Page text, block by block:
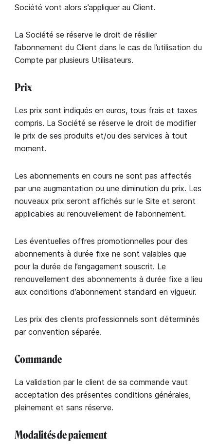
Société vont alors s’appliquer au Client.
La Société se réserve le droit de résilier
l’abonnement du Client dans le cas de l’utilisation du
Compte par plusieurs Utilisateurs.
Prix
Les prix sont indiqués en euros, tous frais et taxes
compris. La Société se réserve le droit de modifier
le prix de ses produits et/ou des services à tout
moment.
Les abonnements en cours ne sont pas affectés
par une augmentation ou une diminution du prix. Les
nouveaux prix seront affichés sur le Site et seront
applicables au renouvellement de l’abonnement.
Les éventuelles offres promotionnelles pour des
abonnements à durée fixe ne sont valables que
pour la durée de l’engagement souscrit. Le
renouvellement des abonnements à durée fixe a lieu
aux conditions d’abonnement standard en vigueur.
Les prix des clients professionnels sont déterminés
par convention séparée.
Commande
La validation par le client de sa commande vaut
acceptation des présentes conditions générales,
pleinement et sans réserve.
Modalités de paiement